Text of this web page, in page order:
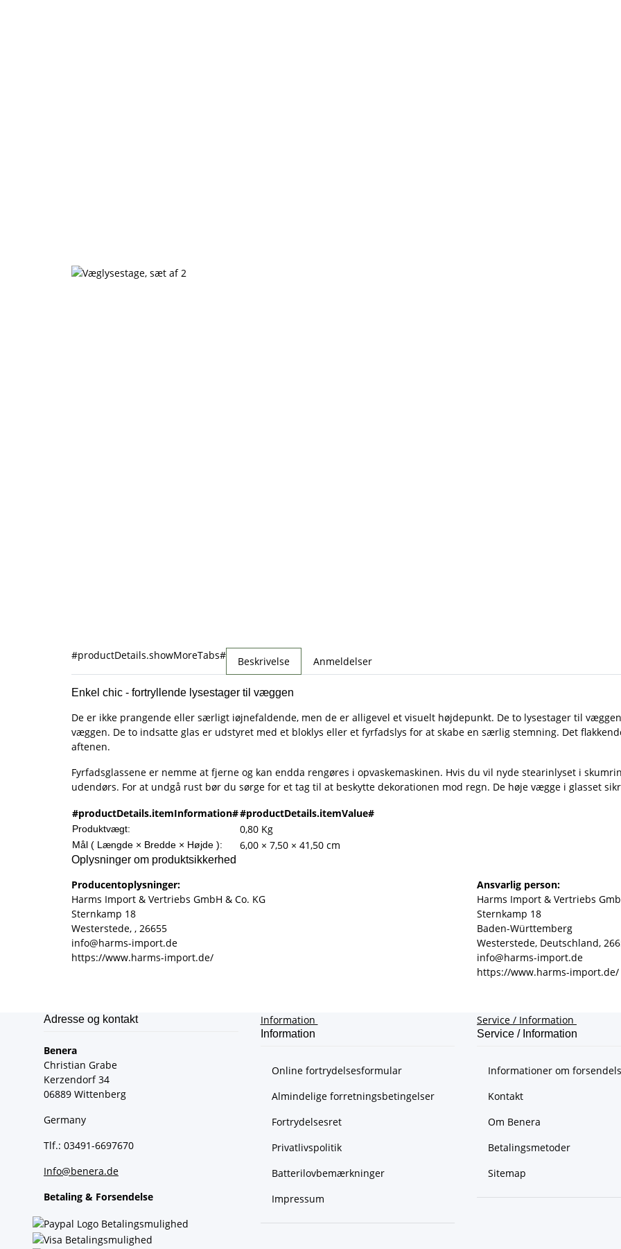
#productDetails.showMoreTabs# Beskrivelse Anmeldelser
Enkel chic - fortryllende lysestager til væggen
De er ikke prangende eller særligt iøjnefaldende, men de er alligevel et visuelt højdepunkt. De to lysestager til
væggen. De to indsatte glas er udstyret med et bloklys eller et fyrfadslys for at skabe en særlig stemning. Det
aftenen.
Fyrfadsglassene er nemme at fjerne og kan endda rengøres i opvaskemaskinen. Hvis du vil nyde stearinlyset i
udendørs. For at undgå rust bør du sørge for et tag til at beskytte dekorationen mod regn. De høje vægge i glasset
#productDetails.itemInformation##productDetails.itemValue#
Produktvægt: 0,80 Kg
Mål ( Længde × Bredde × Højde ): 6,00 × 7,50 × 41,50 cm
Oplysninger om produktsikkerhed
Producentoplysninger:
Harms Import & Vertriebs GmbH & Co. KG
Sternkamp 18
Westerstede, , 26655
info@harms-import.de
https://www.harms-import.de/
Ansvarlig person:
Harms Import & Vertriebs
Sternkamp 18
Baden-Württemberg
Westerstede, Deutschland,
info@harms-import.de
https://www.harms-import.de/
Adresse og kontakt
Benera
Christian Grabe
Kerzendorf 34
06889 Wittenberg
Germany
Tlf.: 03491-6697670
Info@benera.de
Betaling & Forsendelse
Information
Information
Online fortrydelsesformular
Almindelige forretningsbetingelser
Fortrydelsesret
Privatlivspolitik
Batterilovbemærkninger
Impressum
Service / Information
Service / Information
Informationer om
Kontakt
Om Benera
Betalingsmetoder
Sitemap